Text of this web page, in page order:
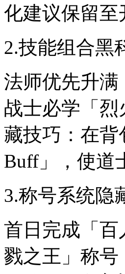
化建议保留至
2.技能组合黑
法师优先升
战士必学「
藏技巧：在
Buff」，使道
3.称号系统隐
首日完成「百
戮之王」称